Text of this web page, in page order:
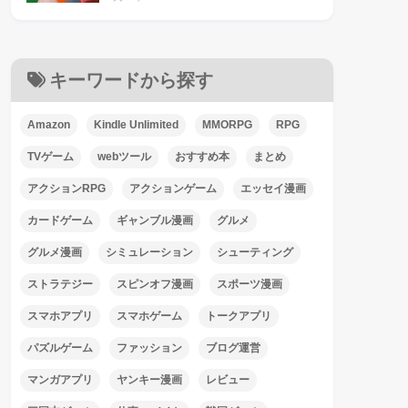
キーワードから探す
Amazon Kindle Unlimited MMORPG RPG
TVゲーム webツール おすすめ本 まとめ
アクションRPG アクションゲーム エッセイ漫画
カードゲーム ギャンブル漫画 グルメ
グルメ漫画 シミュレーション シューティング
ストラテジー スピンオフ漫画 スポーツ漫画
スマホアプリ スマホゲーム トークアプリ
パズルゲーム ファッション ブログ運営
マンガアプリ ヤンキー漫画 レビュー